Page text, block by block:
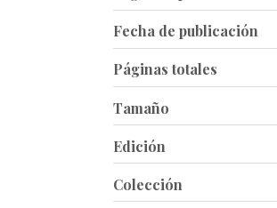
Fecha de publicación
Páginas totales
Tamaño
Edición
Colección